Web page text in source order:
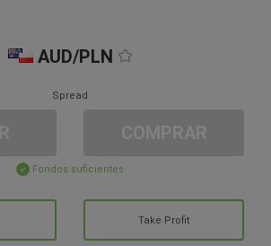
AUD/PLN
Spread
Fondos suficientes
Take Profit